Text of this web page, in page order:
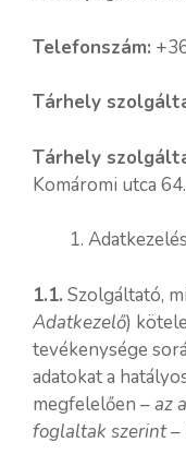
Telefonszám:
Tárhely
Tárhely
Komáromi utca 64.
1.1. Szolgáltató,
Adatkezelő)
tevékenysége
adatokat a
megfelelően –az
foglaltak szerint–